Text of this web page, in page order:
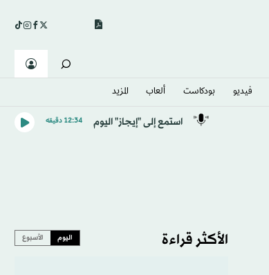
فيديو بودكاست ألعاب المزيد
استمع إلى "إيجاز" اليوم 12:34 دقيقه
الأكثر قراءة اليوم الأسبوع